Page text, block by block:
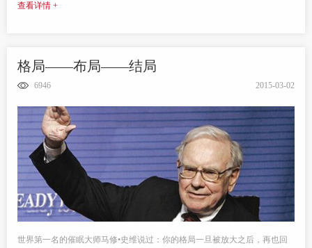
查看详情 +
格局——布局——结局
6946 2015-03-02
世界第一名的催眠大师马修•史维说过：你的格局一旦被放大之后，再也回